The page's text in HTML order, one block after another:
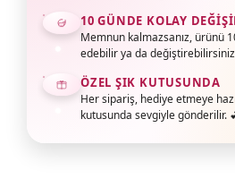
10 GÜNDE KOLAY
Memnun kalmazsanız, ürünü
edebilir ya da
ÖZEL ŞIK KUTUSUNDA
Her sipariş, hediye etmeye
kutusunda sevgiyle gönderilir.